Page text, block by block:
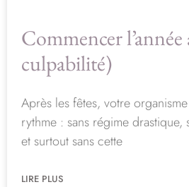
Commencer l’année
culpabilité)
Après les fêtes, votre
rythme : sans régime
et surtout sans cette
LIRE PLUS